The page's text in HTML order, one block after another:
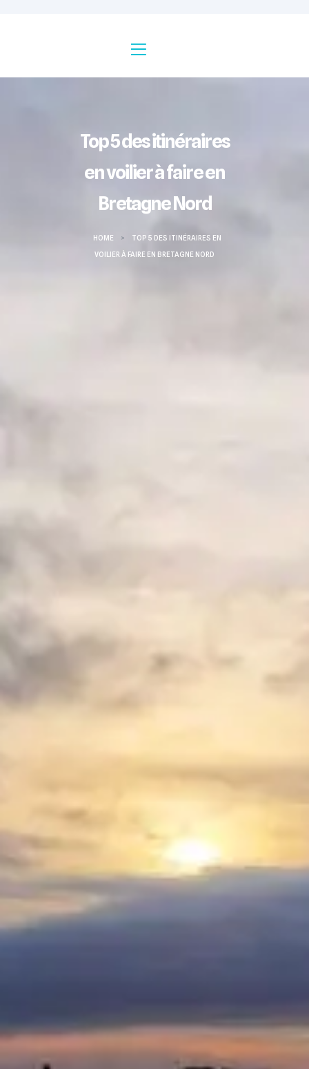
Top 5 des itinéraires
en voilier à faire en
Bretagne Nord
HOME >
TOP 5 DES ITINÉRAIRES EN
VOILIER À FAIRE EN BRETAGNE NORD